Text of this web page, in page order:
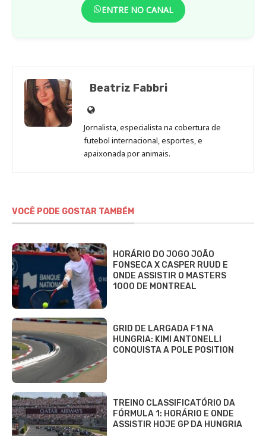
ENTRE NO CANAL
Beatriz Fabbri
Site
de
Beatriz
Fabbri
Jornalista, especialista na cobertura de
futebol internacional, esportes, e
apaixonada por animais.
VOCÊ PODE GOSTAR TAMBÉM
HORÁRIO DO JOGO JOÃO
FONSECA X CASPER RUUD E
ONDE ASSISTIR O MASTERS
1000 DE MONTREAL
GRID DE LARGADA F1 NA
HUNGRIA: KIMI ANTONELLI
CONQUISTA A POLE POSITION
TREINO CLASSIFICATÓRIO DA
FÓRMULA 1: HORÁRIO E ONDE
ASSISTIR HOJE GP DA HUNGRIA